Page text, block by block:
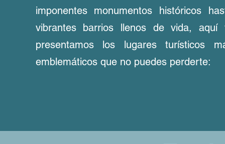
imponentes monumentos históricos
vibrantes barrios llenos de vida, aquí
presentamos los lugares turísticos
emblemáticos que no puedes perderte: